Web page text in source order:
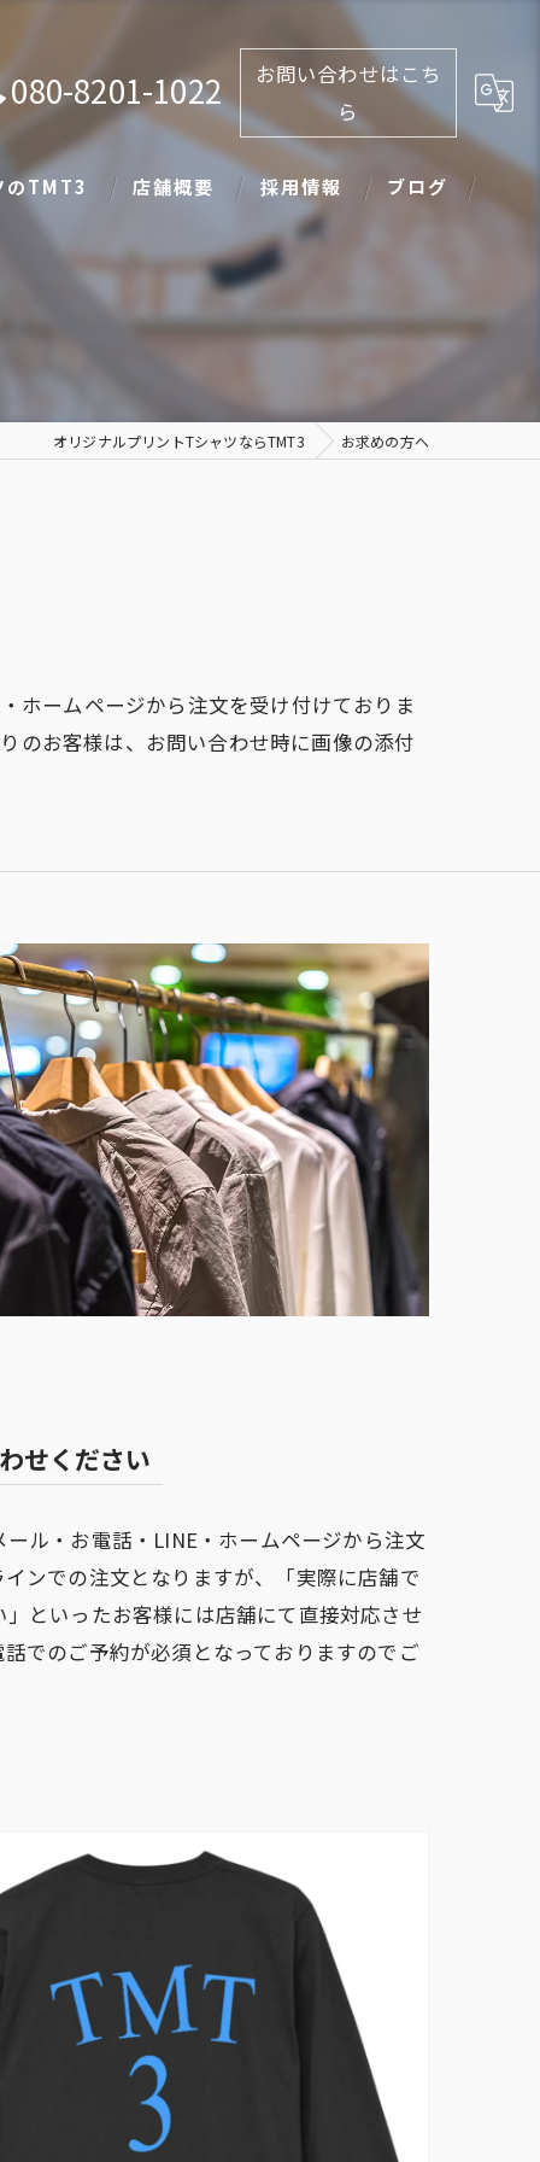
080-8201-1022
お問い合わせはこち
ら
のTMT3 店舗概要 採用情報 ブログ
オリジナルプリントTシャツならTMT3 お求めの方へ
ホームページから注文を受け付けておりま
のお客様は、お問い合わせ時に画像の添付
せください
ル・お電話・LINE・ホームページから注文
ンでの注文となりますが、「実際に店舗で
といったお客様には店舗にて直接対応させ
でのご予約が必須となっておりますのでご